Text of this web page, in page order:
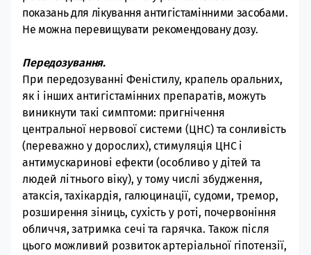
показань для лікування антигістамінними засобами.
Не можна перевищувати рекомендовану дозу.
Передозування.
При передозуванні Феністилу, крапель оральних,
як і інших антигістамінних препаратів, можуть
виникнути такі симптоми: пригнічення
центральної нервової системи (ЦНС) та сонливість
(переважно у дорослих), стимуляція ЦНС і
антимускаринові ефекти (особливо у дітей та
людей літнього віку), у тому числі збудження,
атаксія, тахікардія, галюцинації, судоми, тремор,
розширення зіниць, сухість у роті, почервоніння
обличчя, затримка сечі та гарячка. Також після
цього можливий розвиток артеріальної гіпотензії,